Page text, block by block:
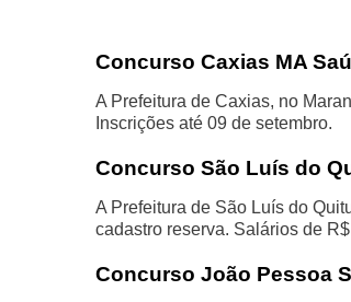
Concurso Caxias MA
A Prefeitura de Caxias, no
Inscrições até 09 de setembro.
Concurso São Luís do
A Prefeitura de São Luís do
cadastro reserva. Salários de
Concurso João Pessoa